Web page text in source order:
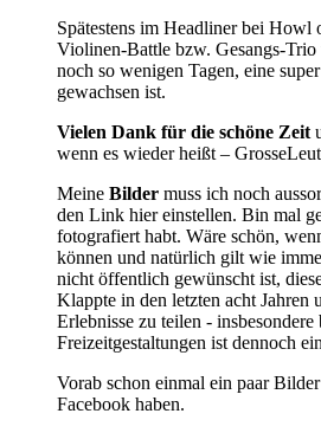
Spätestens im Headliner bei Howl
Violinen-Battle bzw. Gesangs-Trio
noch so wenigen Tagen, eine
gewachsen ist.
Vielen Dank für die schöne Zeit
wenn es wieder heißt –
Meine Bilder muss ich noch
den Link hier einstellen. Bin mal
fotografiert habt. Wäre schön,
können und natürlich gilt wie
nicht öffentlich gewünscht ist,
Klappte in den letzten acht Jahren
Erlebnisse zu teilen -
Freizeitgestaltungen ist dennoch
Vorab schon einmal ein paar
Facebook haben.